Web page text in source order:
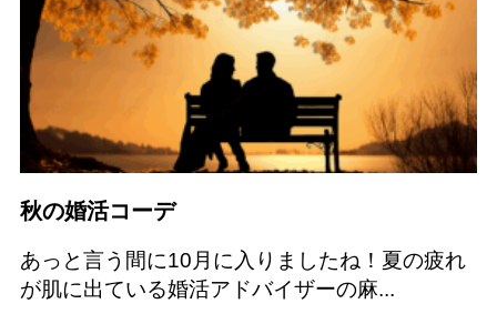
秋の婚活コーデ
あっと言う間に10月に入りましたね！夏の疲れ
が肌に出ている婚活アドバイザーの麻...